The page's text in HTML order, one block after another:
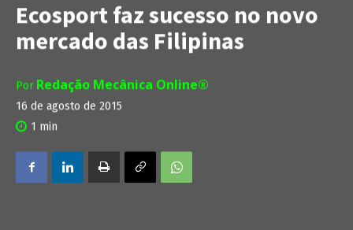
Ecosport faz sucesso no novo
mercado das Filipinas
Por Redação Mecânica Online®
16 de agosto de 2015
1 min